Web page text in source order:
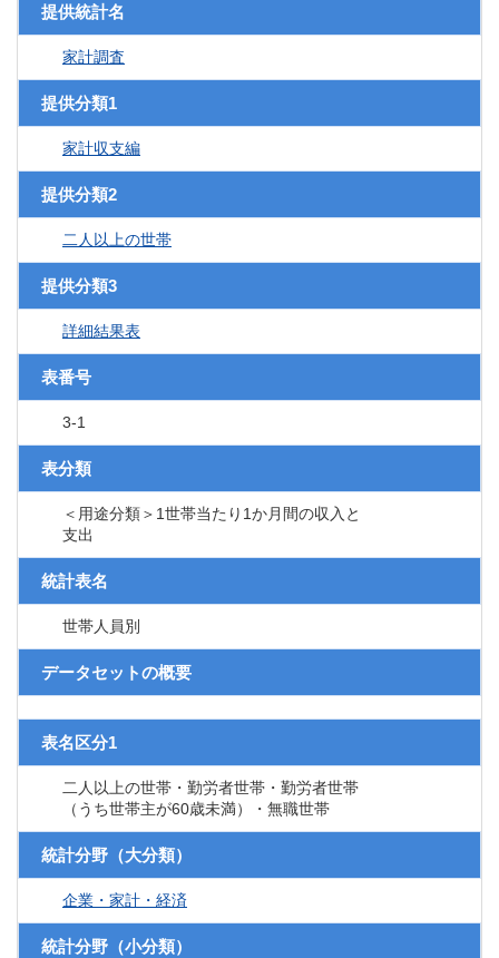
提供統計名
家計調査
提供分類1
家計収支編
提供分類2
二人以上の世帯
提供分類3
詳細結果表
表番号
3-1
表分類
＜用途分類＞1世帯当たり1か月間の収入と
支出
統計表名
世帯人員別
データセットの概要
表名区分1
二人以上の世帯・勤労者世帯・勤労者世帯
（うち世帯主が60歳未満）・無職世帯
統計分野（大分類）
企業・家計・経済
統計分野（小分類）